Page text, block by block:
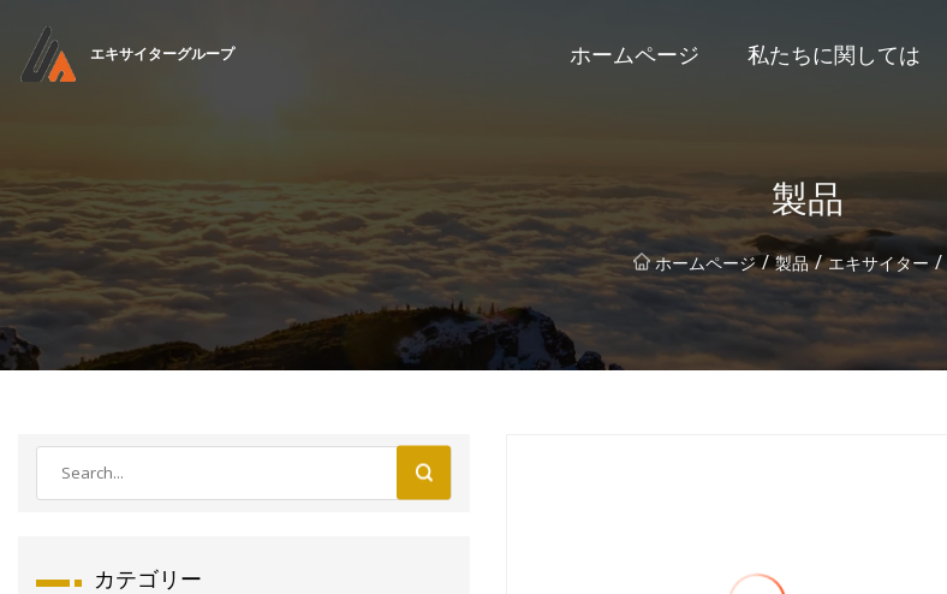
エキサイターグループ ホームページ 私たちに関しては
製品
ホームページ / 製品 / エキサイター /
カテゴリー